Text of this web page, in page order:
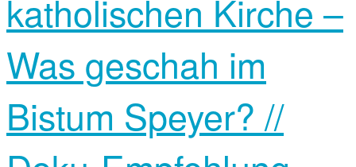
katholischen Kirche –
Was geschah im
Bistum Speyer? //